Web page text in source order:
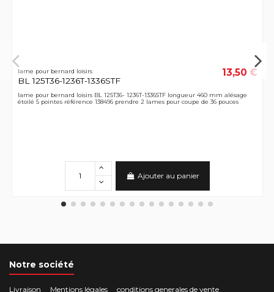
lame pour bernard loisirs
BL 125T36-1236T-1336STF
13,50 €
lame pour bernard loisirs BL 125T36- 1236T-1336STF longueur 460 mm alésage
étoilé 5 pointes référence 138496 prendre 2 lames pour coupe de 36 pouces
Ajouter au panier
Notre société
Livraison Mentions légales
conditions generales de vente